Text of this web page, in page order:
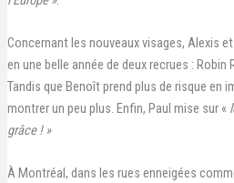
Concernant les nouveaux visages, Alexis
en une belle année de deux recrues :
Tandis que Benoît prend plus de risque en
montrer un peu plus. Enfin, Paul mise sur «
grâce ! »
À Montréal, dans les rues enneigées